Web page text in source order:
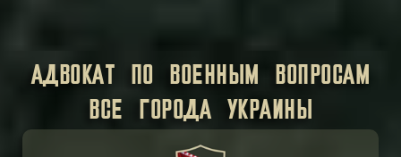
АДВОКАТ ПО ВОЕННЫМ ВОПРОСАМ
ВСЕ ГОРОДА УКРАИНЫ